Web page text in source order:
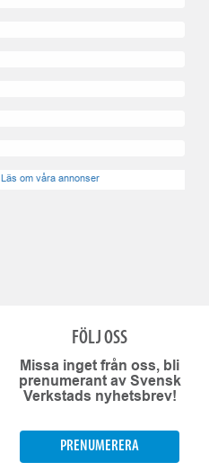
Läs om våra annonser
FÖLJ OSS
Missa inget från oss, bli
prenumerant av Svensk
Verkstads nyhetsbrev!
PRENUMERERA